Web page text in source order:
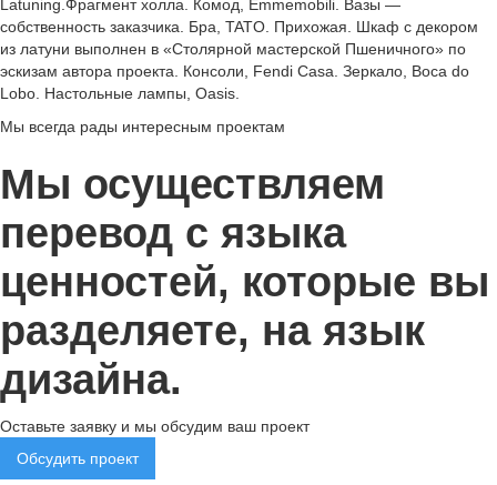
Latuning.Фрагмент холла. Комод, Emmemobili. Вазы —
собственность заказчика. Бра, TATO. Прихожая. Шкаф с декором
из латуни выполнен в «Столярной мастерской Пшеничного» по
эскизам автора проекта. Консоли, Fendi Casa. Зеркало, Boca do
Lobo. Настольные лампы, Oasis.
Мы всегда рады интересным проектам
Мы осуществляем
перевод с языка
ценностей, которые вы
разделяете, на язык
дизайна.
Оставьте заявку и мы обсудим ваш проект
Обсудить проект